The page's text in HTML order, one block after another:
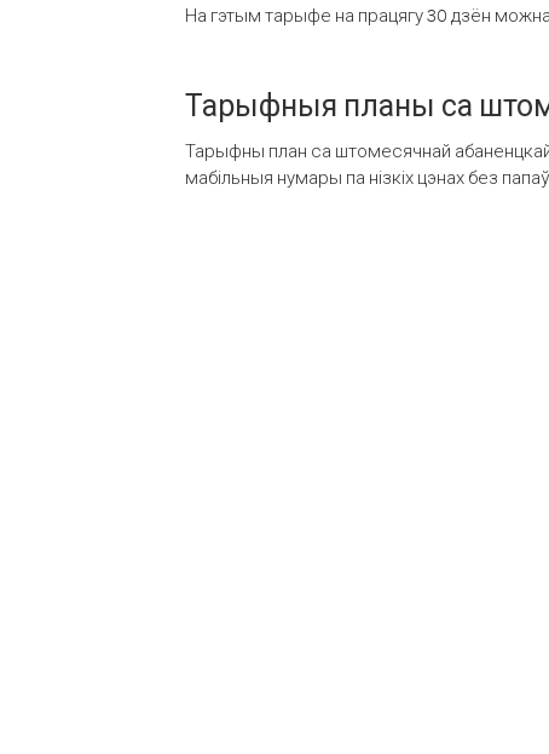
На гэтым тарыфе на працягу 30 дзён можна
Тарыфныя планы са
Тарыфны план са штомесячнай
мабільныя нумары па нізкіх цэнах без